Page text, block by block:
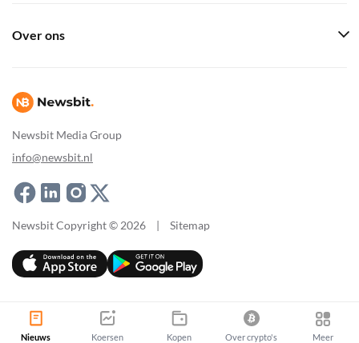
Newsbit Media Group
info@newsbit.nl
Over ons
Newsbit Copyright © 2026 | Sitemap
Nieuws Koersen Kopen Over crypto's Meer